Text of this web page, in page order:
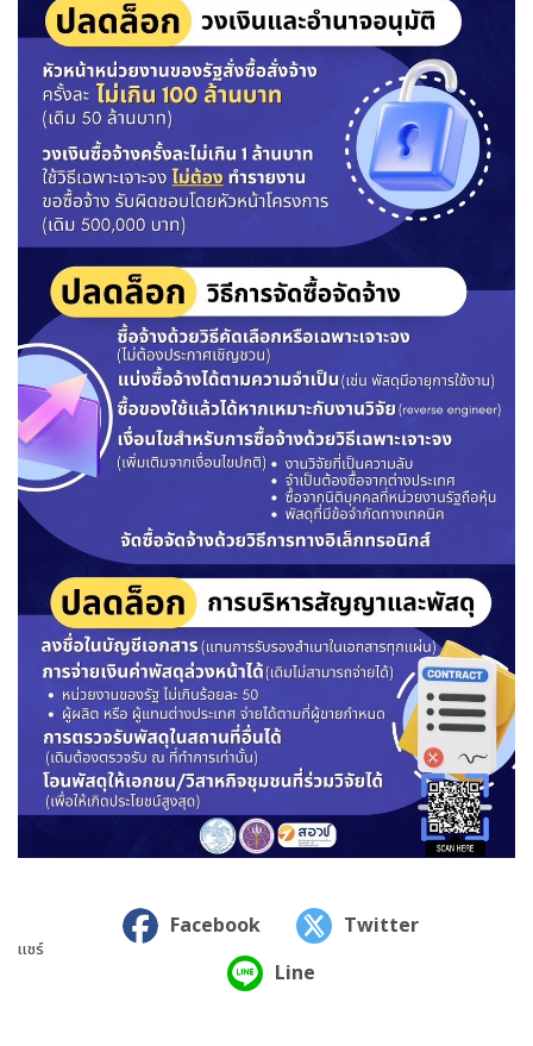
ค้นหาข้อมูล
Search
for: Search
เลือกประเภท :
Selected 0 of 6
ช่วงเวลา :
แชร์
Facebook
Twitter
Line